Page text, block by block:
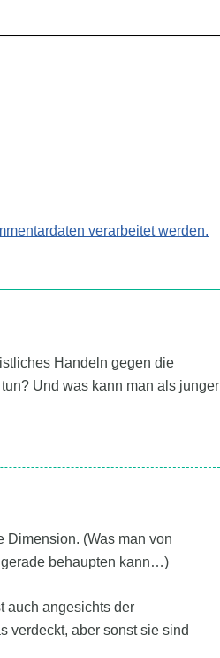
verarbeitet werden.
Handeln gegen die
Und was kann man als junger
Dimension. (Was man von
behaupten kann…)
auch angesichts der
verdeckt, aber sonst sie sind